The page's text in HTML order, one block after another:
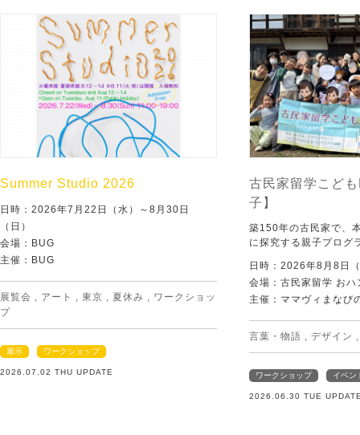
Summer Studio 2026
日時：2026年7月22日（水）～8月30日
（日）
会場：BUG
主催：BUG
展覧会 , アート , 東京 , 夏休み , ワークショッ
プ
展示 ワークショップ
2026.07.02 THU UPDATE
古民家留学こど
子】
築150年の古民家で、
に探究する親子プログ
日時：2026年8月8日
会場：古民家留学 おハ
主催：ママヴィまなび
言葉・物語 , デザイン
ワークショップ イベン
2026.06.30 TUE